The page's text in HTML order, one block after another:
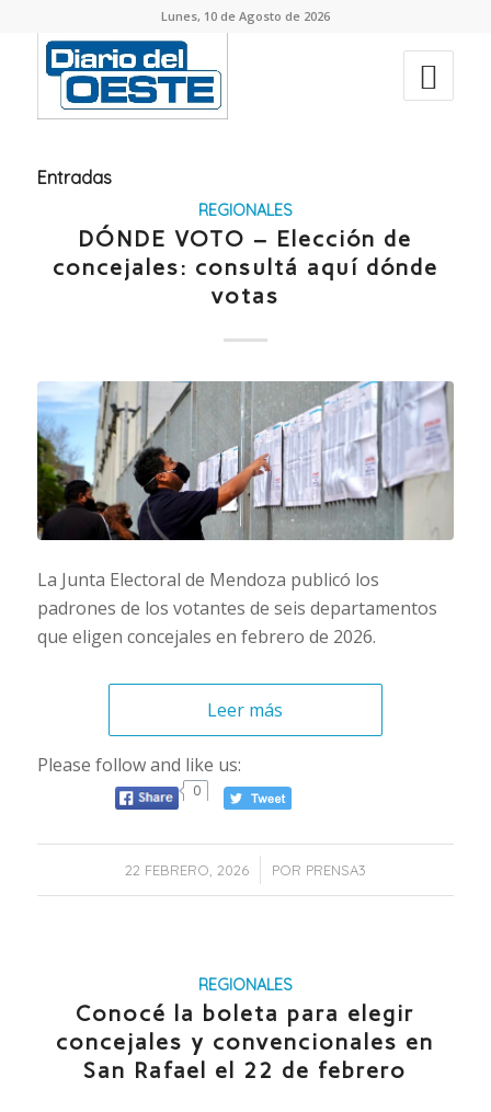
Lunes, 10 de Agosto de 2026
Entradas
REGIONALES
DÓNDE VOTO – Elección de
concejales: consultá aquí dónde
votas
La Junta Electoral de Mendoza publicó los
padrones de los votantes de seis departamentos
que eligen concejales en febrero de 2026.
Leer más
Please follow and like us:
0
22 FEBRERO, 2026
/ POR PRENSA3
REGIONALES
Conocé la boleta para elegir
concejales y convencionales en
San Rafael el 22 de febrero